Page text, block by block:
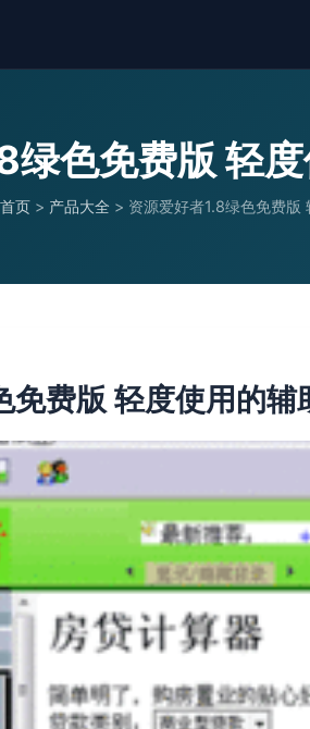
绿色免费版 轻
首页 > 产品大全 > 资源爱好者1.8绿色免费版
免费版 轻度使用的辅